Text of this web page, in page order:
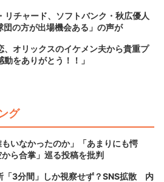
リチャード、ソフトバンク・秋広優人
の方が出場機会ある」の声が
、オリックスのイケメン夫から貴重プ
をありがとう！！」
グ
いなかったのか」「あまりにも愕
ら合掌」巡る投稿を批判
「3分間」しか視察せず？SNS拡散 内